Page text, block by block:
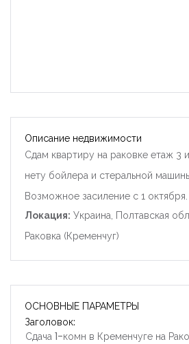
Описание недвижимости
Сдам квартиру на раковке етаж 3
нету бойлера и стеральной
Возможное засиление с 1 октября.
Локация: Украина, Полтавская
Раковка (Кременчуг)
ОСНОВНЫЕ ПАРАМЕТРЫ
Заголовок:
Сдача 1-комн в Кременчуге на